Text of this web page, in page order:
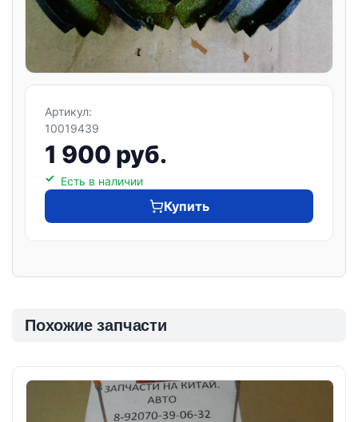
Артикул:
10019439
1 900 руб.
Есть в наличии
Купить
Похожие запчасти